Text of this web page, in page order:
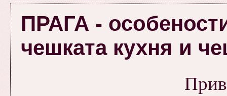
ПРАГА -
чешката кухня и